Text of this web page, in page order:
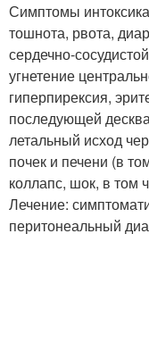
Симптомы
тошнота, рвота,
сердечно-
угнетение
гиперпирексия,
последующей
летальный исход
почек и печени (в
коллапс, шок, в том
Лечение:
перитонеальный